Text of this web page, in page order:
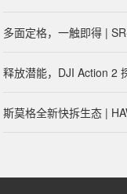
多面定格，一触即得 |
释放潜能，DJI Action 2
斯莫格全新快拆生态 |